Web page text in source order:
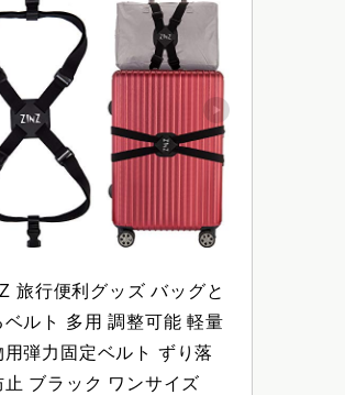
旅行便利グッズ バッグと
ベルト 多用 調整可能 軽量
用弾力固定ベルト ずり落
止 ブラック ワンサイズ